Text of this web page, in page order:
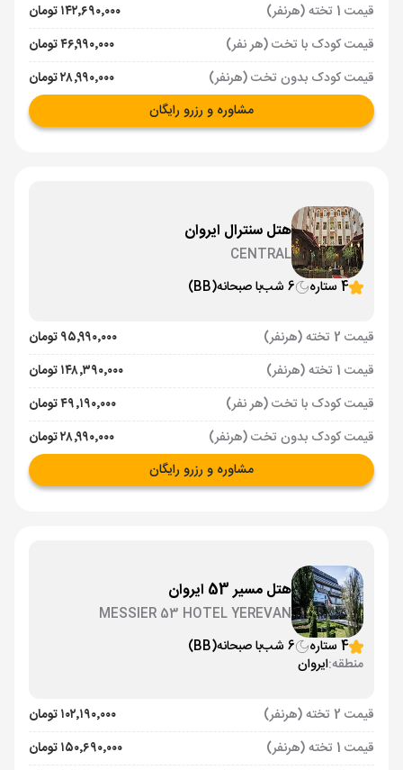
قیمت 1 تخته (هرنفر)
۱۴۲٬۶۹۰٬۰۰۰ تومان
قیمت کودک با تخت (هر نفر)
۴۶٬۹۹۰٬۰۰۰ تومان
قیمت کودک بدون تخت (هرنفر)
۲۸٬۹۹۰٬۰۰۰ تومان
مشاوره و رزرو رایگان
هتل سنترال ایروان
CENTRAL
4 ستاره
6 شب با صبحانه(BB)
قیمت 2 تخته (هرنفر)
۹۵٬۹۹۰٬۰۰۰ تومان
قیمت 1 تخته (هرنفر)
۱۴۸٬۳۹۰٬۰۰۰ تومان
قیمت کودک با تخت (هر نفر)
۴۹٬۱۹۰٬۰۰۰ تومان
قیمت کودک بدون تخت (هرنفر)
۲۸٬۹۹۰٬۰۰۰ تومان
مشاوره و رزرو رایگان
هتل مسیر 53 ایروان
MESSIER 53 HOTEL YEREVAN
4 ستاره
6 شب با صبحانه(BB)
منطقه:ایروان
قیمت 2 تخته (هرنفر)
۱۰۲٬۱۹۰٬۰۰۰ تومان
قیمت 1 تخته (هرنفر)
۱۵۰٬۶۹۰٬۰۰۰ تومان